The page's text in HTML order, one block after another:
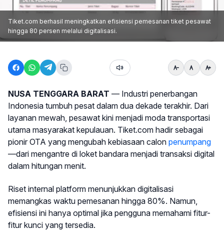
Tiket.com berhasil meningkatkan efisiensi pemesanan tiket pesawat
hingga 80 persen melalui digitalisasi.
NUSA TENGGARA BARAT — Industri penerbangan
Indonesia tumbuh pesat dalam dua dekade terakhir. Dari
layanan mewah, pesawat kini menjadi moda transportasi
utama masyarakat kepulauan. Tiket.com hadir sebagai
pionir OTA yang mengubah kebiasaan calon penumpang
—dari mengantre di loket bandara menjadi transaksi digital
dalam hitungan menit.
Riset internal platform menunjukkan digitalisasi
memangkas waktu pemesanan hingga 80%. Namun,
efisiensi ini hanya optimal jika pengguna memahami fitur-
fitur kunci yang tersedia.